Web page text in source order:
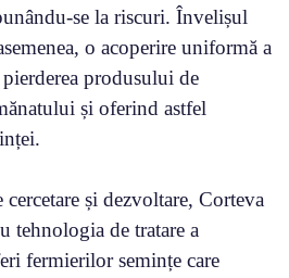
se la riscuri. Învelișul
o acoperire uniformă a
produsului de
și oferind astfel
și dezvoltare, Corteva
tehnologia de tratare a
fermierilor semințe care